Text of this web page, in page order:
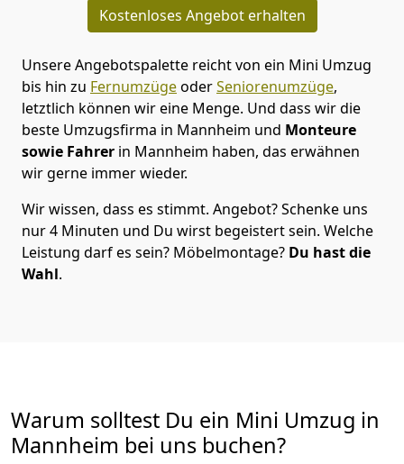
Kostenloses Angebot erhalten
Unsere Angebotspalette reicht von ein Mini Umzug
bis hin zu FernumzügeoderSeniorenumzüge,
letztlich können wir eine Menge. Und dass wir die
beste Umzugsfirma in Mannheim und Monteure
sowie Fahrer in Mannheim haben, das erwähnen
wir gerne immer wieder.
Wir wissen, dass es stimmt. Angebot? Schenke uns
nur 4 Minuten und Du wirst begeistert sein. Welche
Leistung darf es sein? Möbelmontage? Du hast die
Wahl.
Warum solltest Du ein Mini Umzug in
Mannheim bei uns buchen?